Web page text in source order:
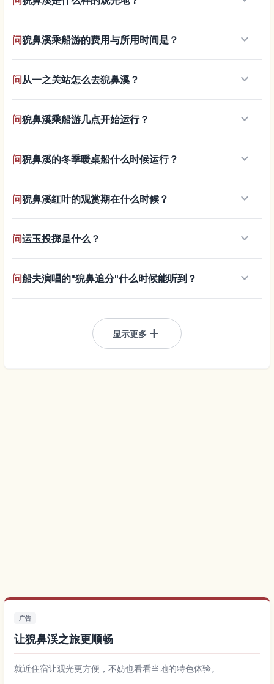
问猊鼻溪乘船游的费用与所用时间是？ keyboard_arrow_down
问从一之关站怎么去猊鼻溪？ keyboard_arrow_down
问猊鼻溪乘船游几点开始运行？ keyboard_arrow_down
问猊鼻溪的冬季暖桌船什么时候运行？ keyboard_arrow_down
问猊鼻溪红叶的观赏期在什么时候？ keyboard_arrow_down
问运玉投掷是什么？ keyboard_arrow_down
问船夫演唱的"猊鼻追分"什么时候能听到？ keyboard_arrow_down
显示更多 add
广告
让猊鼻渓之旅更顺畅
就近住宿让观光更方便，不妨也看看当地的特色体验。